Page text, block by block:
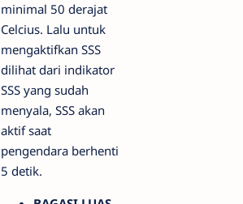
minimal 50 derajat
Celcius. Lalu untuk
mengaktifkan SSS
dilihat dari indikator
SSS yang sudah
menyala, SSS akan
aktif saat
pengendara berhenti
5 detik.